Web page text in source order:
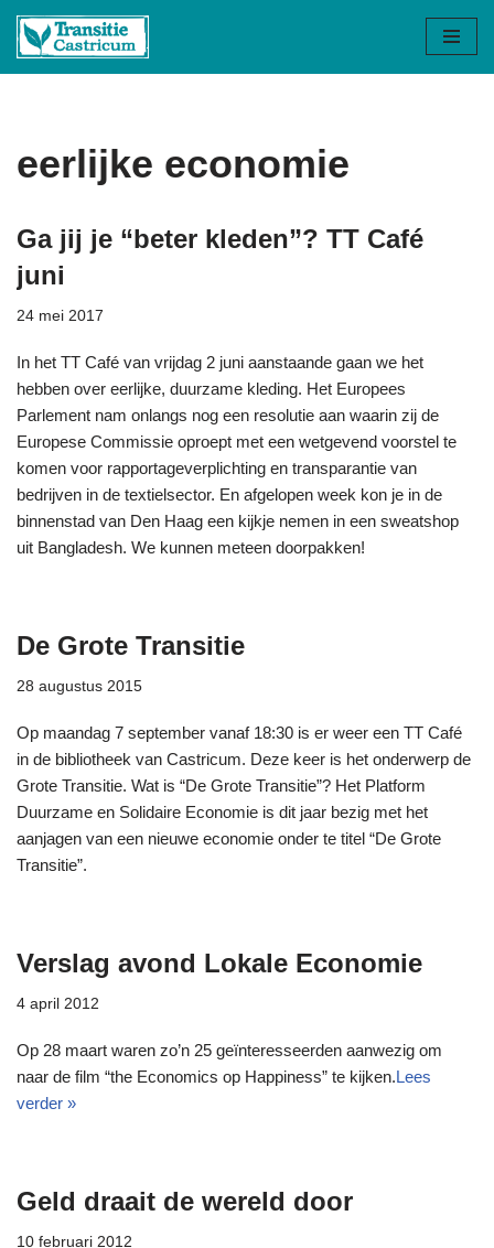
Ga
eerlijke economie
Ga jij je “beter kleden”? TT Café
juni
24 mei 2017
In het TT Café van vrijdag 2 juni aanstaande gaan we het
hebben over eerlijke, duurzame kleding. Het Europees
Parlement nam onlangs nog een resolutie aan waarin zij de
Europese Commissie oproept met een wetgevend voorstel te
komen voor rapportageverplichting en transparantie van
bedrijven in de textielsector. En afgelopen week kon je in de
binnenstad van Den Haag een kijkje nemen in een sweatshop
uit Bangladesh. We kunnen meteen doorpakken!
De Grote Transitie
28 augustus 2015
Op maandag 7 september vanaf 18:30 is er weer een TT Café
in de bibliotheek van Castricum. Deze keer is het onderwerp de
Grote Transitie. Wat is “De Grote Transitie”? Het Platform
Duurzame en Solidaire Economie is dit jaar bezig met het
aanjagen van een nieuwe economie onder te titel “De Grote
Transitie”.
Verslag avond Lokale Economie
4 april 2012
Op 28 maart waren zo’n 25 geïnteresseerden aanwezig om
naar de film “the Economics op Happiness” te kijken.Lees
verder »
Geld draait de wereld door
10 februari 2012